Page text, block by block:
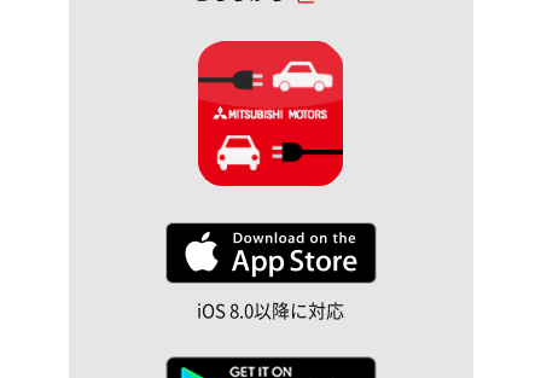
iOS 8.0以降に対応